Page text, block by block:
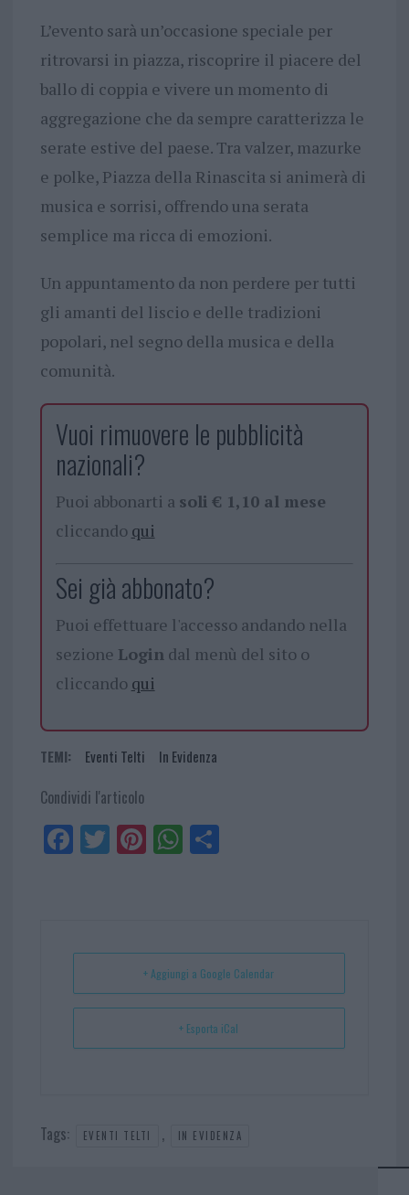
L’evento sarà un’occasione speciale per
ritrovarsi in piazza, riscoprire il piacere del
ballo di coppia e vivere un momento di
aggregazione che da sempre caratterizza le
serate estive del paese. Tra valzer, mazurke
e polke, Piazza della Rinascita si animerà di
musica e sorrisi, offrendo una serata
semplice ma ricca di emozioni.
Un appuntamento da non perdere per tutti
gli amanti del liscio e delle tradizioni
popolari, nel segno della musica e della
comunità.
Vuoi rimuovere le pubblicità
nazionali?
Puoi abbonarti a soli € 1,10 al mese
cliccando qui
Sei già abbonato?
Puoi effettuare l'accesso andando nella
sezione Logindal menù del sito o
cliccando qui
TEMI: Eventi Telti In Evidenza
Condividi l'articolo
Fa
ce
Tw
itt
Pi
nt
t
W
ha
p
Sh
+ Aggiungi a Google Calendar
+ Esporta iCal
Tags: EVENTI TELTI , IN EVIDENZA